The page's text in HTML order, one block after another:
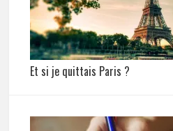
Et si je quittais Paris ?